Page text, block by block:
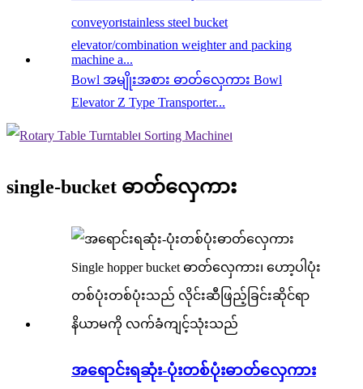
Bowl အမျိုးအစား ဓာတ်လှေကား Bowl
Elevator Z Type Transporter...
single-bucket ဓာတ်လှေကား
အရောင်းရဆုံး-ပုံးတစ်ပုံးဓာတ်လှေကား